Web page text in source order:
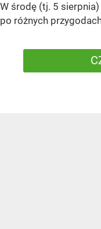
W środę (tj. 5
po różnych